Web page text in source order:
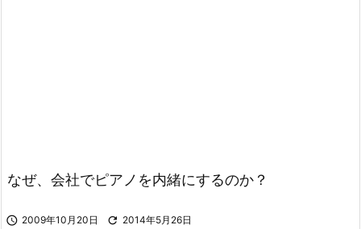
なぜ、会社でピアノを内緒にするのか？
 2009年10月20日  2014年5月26日